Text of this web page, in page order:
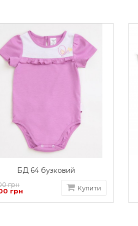
БД 64 бузковий
грн
грн
Купити